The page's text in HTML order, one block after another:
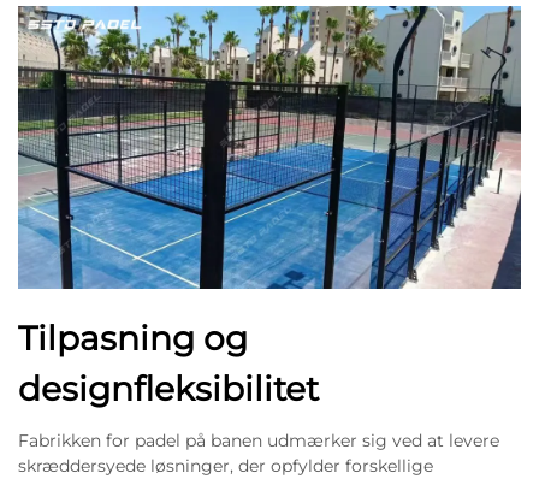
Tilpasning og
designfleksibilitet
Fabrikken for padel på banen udmærker sig ved at levere
skræddersyede løsninger, der opfylder forskellige